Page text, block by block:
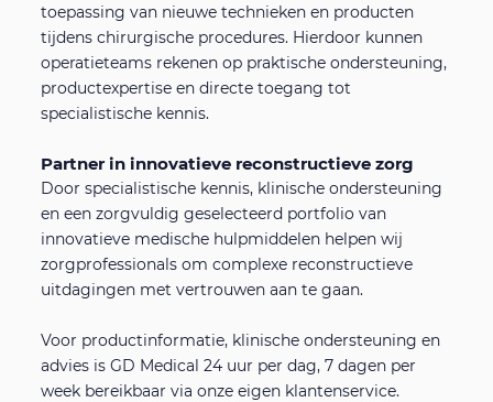
toepassing van nieuwe technieken en producten
tijdens chirurgische procedures. Hierdoor kunnen
operatieteams rekenen op praktische ondersteuning,
productexpertise en directe toegang tot
specialistische kennis.
Partner in innovatieve reconstructieve zorg
Door specialistische kennis, klinische ondersteuning
en een zorgvuldig geselecteerd portfolio van
innovatieve medische hulpmiddelen helpen wij
zorgprofessionals om complexe reconstructieve
uitdagingen met vertrouwen aan te gaan.
Voor productinformatie, klinische ondersteuning en
advies is GD Medical 24 uur per dag, 7 dagen per
week bereikbaar via onze eigen klantenservice.